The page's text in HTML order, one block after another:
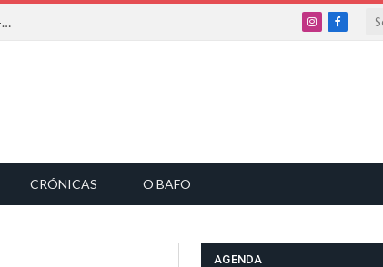
20 marcas que saem diretamente da cidade-berço para o teu guarda-roupa
Instagram
CRÓNICAS O BAFO
AGENDA